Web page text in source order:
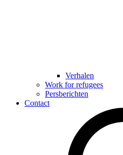
Verhalen
Work for refugees
Persberichten
Contact